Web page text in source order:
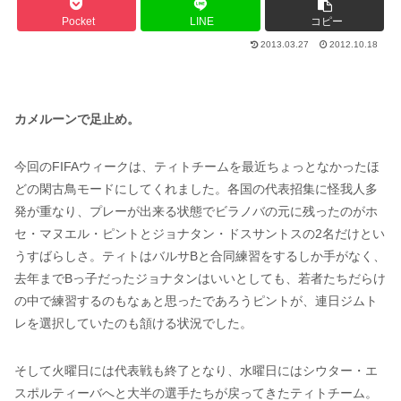
Pocket LINE コピー
2013.03.27 2012.10.18
カメルーンで足止め。
今回のFIFAウィークは、ティトチームを最近ちょっとなかったほ
どの閑古鳥モードにしてくれました。各国の代表招集に怪我人多
発が重なり、プレーが出来る状態でビラノバの元に残ったのがホ
セ・マヌエル・ピントとジョナタン・ドスサントスの2名だけとい
うすばらしさ。ティトはバルサBと合同練習をするしか手がなく、
去年までBっ子だったジョナタンはいいとしても、若者たちだらけ
の中で練習するのもなぁと思ったであろうピントが、連日ジムト
レを選択していたのも頷ける状況でした。
そして火曜日には代表戦も終了となり、水曜日にはシウター・エ
スポルティーバへと大半の選手たちが戻ってきたティトチーム。